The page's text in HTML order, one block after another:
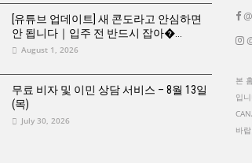
[유튜브 업데이트] 새 콘도라고 안심하면
안 됩니다｜입주 전 반드시 잡아�
August 1, 2026
무료 비자 및 이민 상담 서비스 – 8월 13일
(목)
July 30, 2026
본
입
바